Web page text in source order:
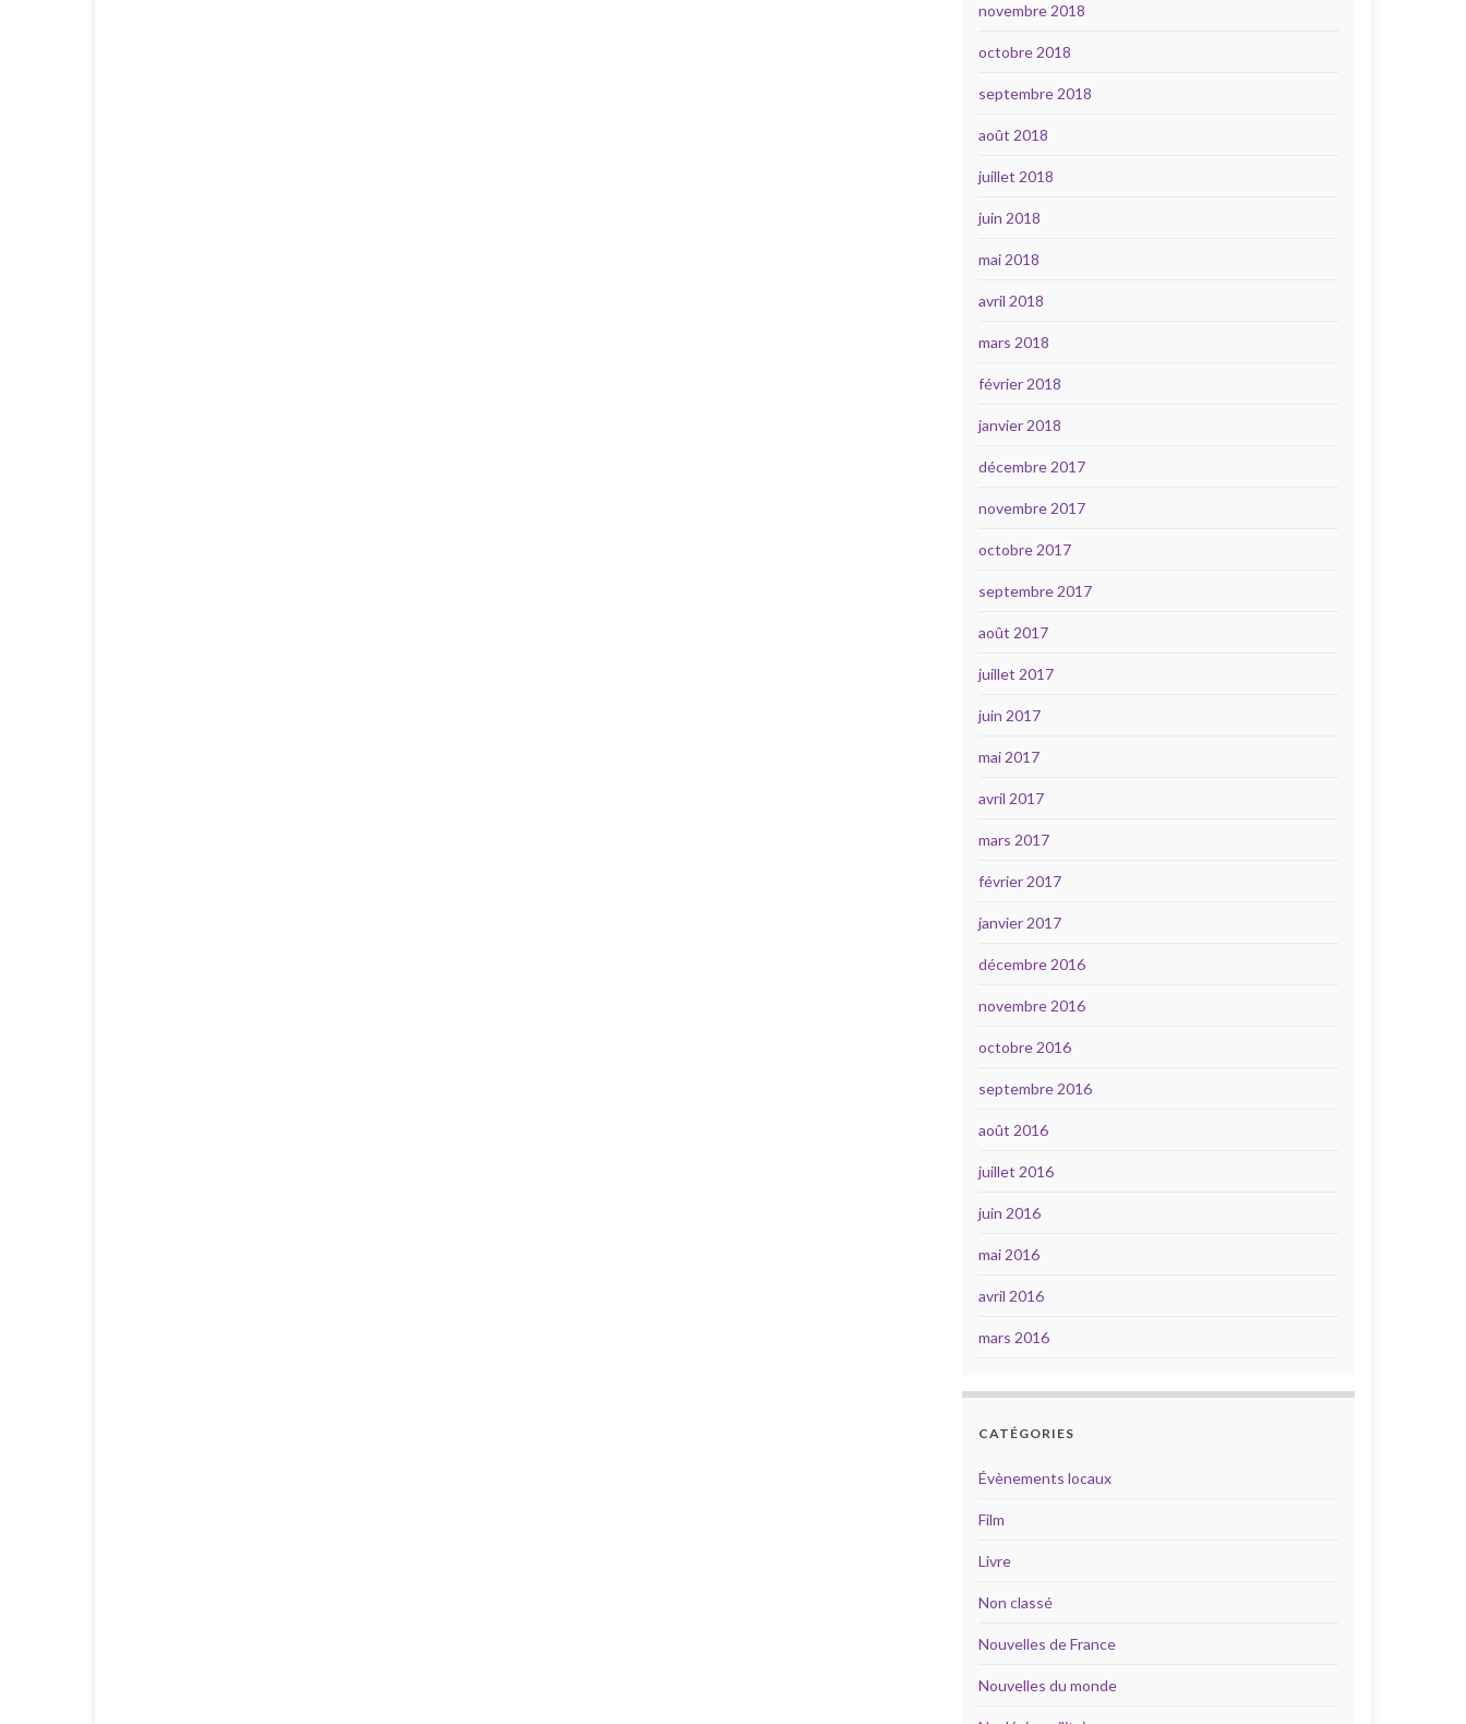
novembre 2018
octobre 2018
septembre 2018
août 2018
juillet 2018
juin 2018
mai 2018
avril 2018
mars 2018
février 2018
janvier 2018
décembre 2017
novembre 2017
octobre 2017
septembre 2017
août 2017
juillet 2017
juin 2017
mai 2017
avril 2017
mars 2017
février 2017
janvier 2017
décembre 2016
novembre 2016
octobre 2016
septembre 2016
août 2016
juillet 2016
juin 2016
mai 2016
avril 2016
mars 2016
CATÉGORIES
Évènements locaux
Film
Livre
Non classé
Nouvelles de France
Nouvelles du monde